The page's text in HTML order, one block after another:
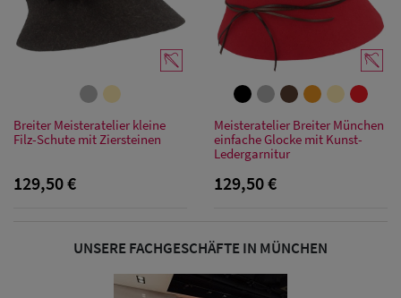
Damen
Snapback Caps
Damen Caps
(63-65 cm)
Breiter Meisteratelier kleine
Filz-Schute mit Ziersteinen
129,50 €
Meisteratelier Breiter München
einfache Glocke mit Kunst-
Ledergarnitur
129,50 €
UNSERE FACHGESCHÄFTE IN MÜNCHEN